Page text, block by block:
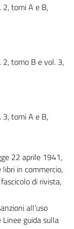
2, tomi A e B,
2, tomo B e vol. 3,
3, tomi A e B,
22 aprile 1941,
in commercio,
di rivista,
all’uso
guida sulla